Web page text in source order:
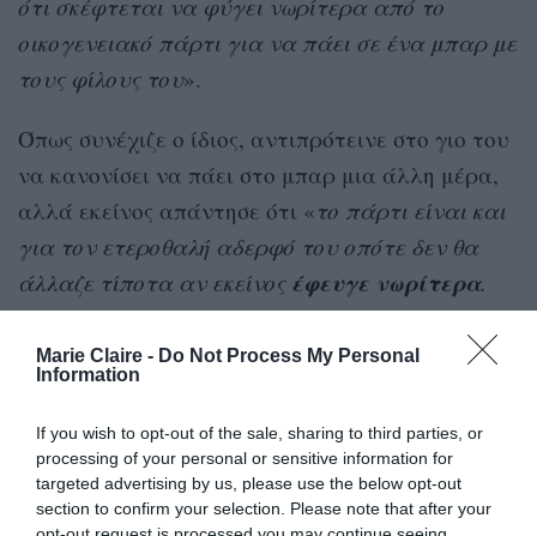
Marie Claire - Do Not Process My Personal
Information
If you wish to opt-out of the sale, sharing to third parties, or
processing of your personal or sensitive information for
targeted advertising by us, please use the below opt-out
section to confirm your selection. Please note that after your
ότι σκέφτεται να φύγει νωρίτερα από το
οικογενειακό πάρτι για να πάει σε ένα μπαρ με
τους φίλους του».
Όπως συνέχιζε ο ίδιος, αντιπρότεινε στο γιο του
να κανονίσει να πάει στο μπαρ μια άλλη μέρα,
αλλά εκείνος απάντησε ότι «το πάρτι είναι και
για τον ετεροθαλή αδερφό του οπότε δεν θα
άλλαζε τίποτα αν εκείνος έφευγε νωρίτερα.
Τότε εγώ αποφάσισα να μη συνεχίσω τη
συζήτηση και του είπα ότι αν αισθάνεται έτσι
τότε θα κάνουμε ένα πάρτι μόνο για τον
αδερφό του και δεν χρειάζεται καν να κάνει
τον κόπο να είναι εκεί».